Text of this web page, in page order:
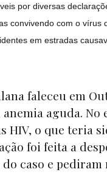
por diversas
convivendo com o
em estradas
faleceu em
aguda. No
HIV, o que teria
foi feita a
caso e